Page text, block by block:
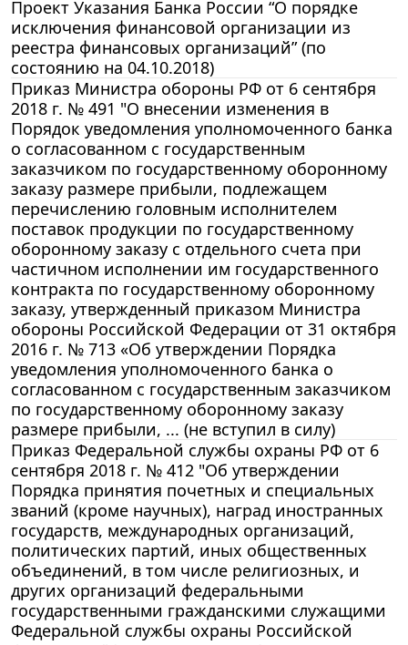
Проект Указания Банка России “О порядке
исключения финансовой организации из
реестра финансовых организаций” (по
состоянию на 04.10.2018)
Приказ Министра обороны РФ от 6 сентября
2018 г. № 491 "О внесении изменения в
Порядок уведомления уполномоченного банка
о согласованном с государственным
заказчиком по государственному оборонному
заказу размере прибыли, подлежащем
перечислению головным исполнителем
поставок продукции по государственному
оборонному заказу с отдельного счета при
частичном исполнении им государственного
контракта по государственному оборонному
заказу, утвержденный приказом Министра
обороны Российской Федерации от 31 октября
2016 г. № 713 «Об утверждении Порядка
уведомления уполномоченного банка о
согласованном с государственным заказчиком
по государственному оборонному заказу
размере прибыли, ... (не вступил в силу)
Приказ Федеральной службы охраны РФ от 6
сентября 2018 г. № 412 "Об утверждении
Порядка принятия почетных и специальных
званий (кроме научных), наград иностранных
государств, международных организаций,
политических партий, иных общественных
объединений, в том числе религиозных, и
других организаций федеральными
государственными гражданскими служащими
Федеральной службы охраны Российской